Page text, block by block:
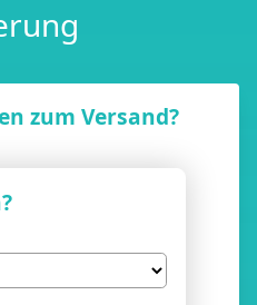
zum Versand?